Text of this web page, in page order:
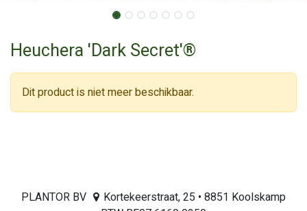
Heuchera 'Dark Secret'®
Dit product is niet meer beschikbaar.
PLANTOR BV
Kortekeerstraat, 25 • 8851 Koolskamp